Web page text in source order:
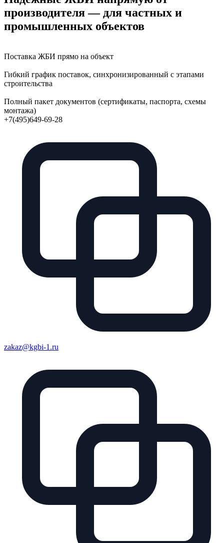
производителя — для частных и
промышленных объектов
Поставка ЖБИ прямо на объект
Гибкий график поставок, синхронизированный с этапами
строительства
Полный пакет документов (сертификаты, паспорта, схемы
монтажа)
+7(495)649-69-28
zakaz@kgbi-1.ru